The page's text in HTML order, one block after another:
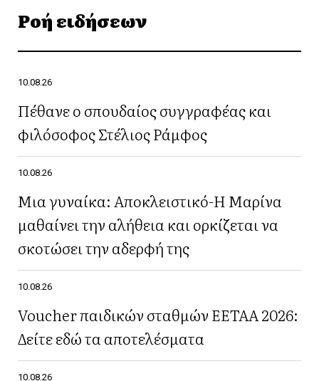
Ροή ειδήσεων
10.08.26
Πέθανε ο σπουδαίος συγγραφέας και
φιλόσοφος Στέλιος Ράμφος
10.08.26
Μια γυναίκα: Αποκλειστικό-Η Μαρίνα
μαθαίνει την αλήθεια και ορκίζεται να
σκοτώσει την αδερφή της
10.08.26
Voucher παιδικών σταθμών ΕΕΤΑΑ 2026:
Δείτε εδώ τα αποτελέσματα
10.08.26